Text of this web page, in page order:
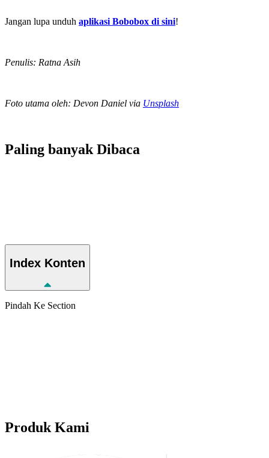
Jangan lupa unduh aplikasi Bobobox di sini!
Penulis: Ratna Asih
Foto utama oleh: Devon Daniel via Unsplash
Paling banyak Dibaca
Index Konten
Pindah Ke Section
Produk Kami